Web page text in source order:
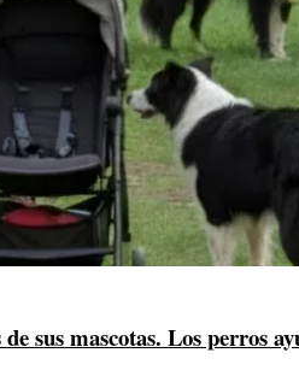
sus mascotas. Los perros